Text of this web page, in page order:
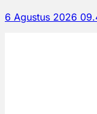
6 Agustus 2026